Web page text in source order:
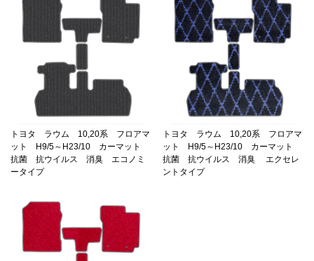
トヨタ ラウム 10,20系 フロアマ
ット H9/5～H23/10 カーマット
抗菌 抗ウイルス 消臭 エコノミ
ータイプ
トヨタ ラウム 10,20系 フロアマ
ット H9/5～H23/10 カーマット
抗菌 抗ウイルス 消臭 エクセレ
ントタイプ